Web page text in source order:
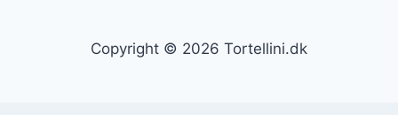
Copyright © 2026 Tortellini.dk